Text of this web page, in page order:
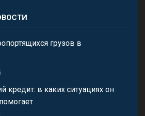
грузов в
кредит: в каких ситуациях он